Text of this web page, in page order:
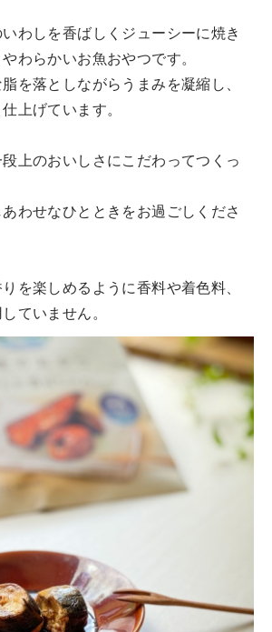
わしを香ばしくジューシーに焼き
わらかいお魚おやつです。
を落としながらうまみを凝縮し、
上げています。
上のおいしさにこだわってつくっ
わせなひとときをお過ごしくださ
を楽しめるように香料や着色料、
ていません。